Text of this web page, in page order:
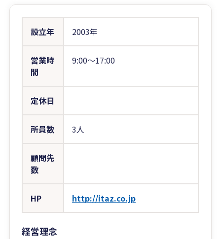
設立年 2003年
営業時
間
9:00〜17:00
定休日
所員数 3人
顧問先
数
HP http://itaz.co.jp
経営理念